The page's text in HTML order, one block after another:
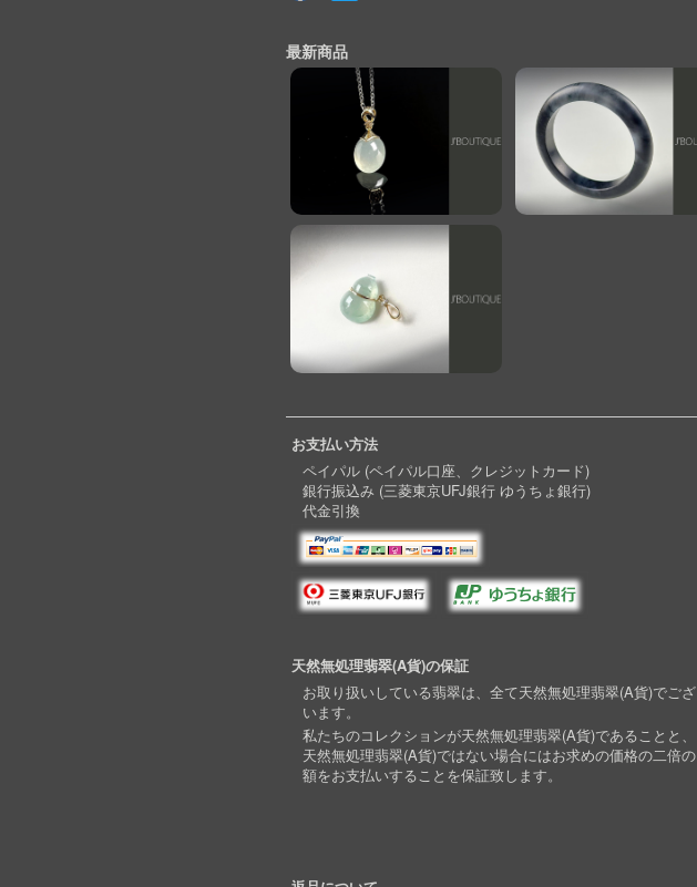
最新商品
お支払い方法
ペイパル (ペイパル口座、クレジットカード)
銀行振込み (三菱東京UFJ銀行 ゆうちょ銀行)
代金引換
天然無処理翡翠(A貨)の保証
お取り扱いしている翡翠は、全て天然無処理翡翠(A貨)でござ
います。
私たちのコレクションが天然無処理翡翠(A貨)であることと、
天然無処理翡翠(A貨)ではない場合にはお求めの価格の二倍の
額をお支払いすることを保証致します。